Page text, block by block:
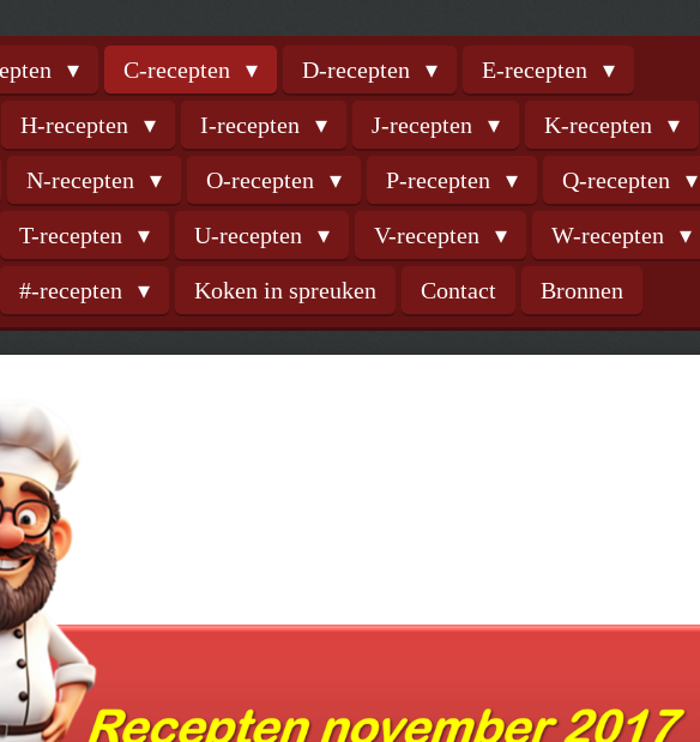
C-recepten D-recepten E-recepten
H-recepten I-recepten J-recepten K-recepten
N-recepten O-recepten P-recepten Q-recepten
T-recepten U-recepten V-recepten W-recepten
#-recepten Koken in spreuken Contact Bronnen